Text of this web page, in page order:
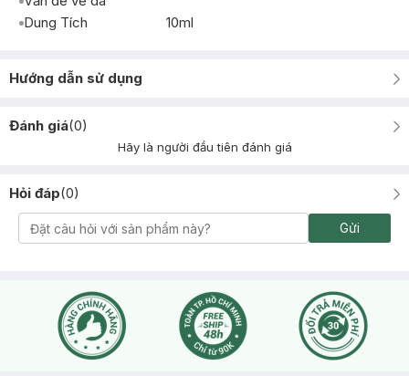
Dung Tích
10ml
Hướng dẫn sử dụng
Đánh giá(0)
Hãy là người đầu tiên đánh giá
Hỏi đáp(0)
Gửi